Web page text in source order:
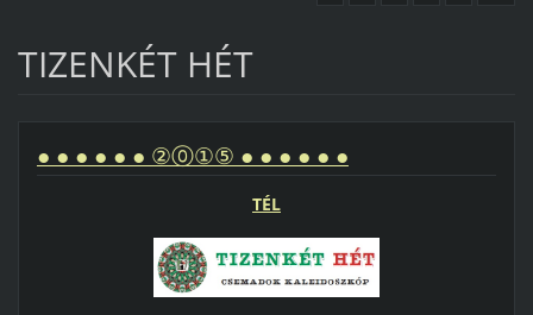
TIZENKÉT HÉT
● ● ● ● ● ● ②⓪①⑤ ● ● ● ● ● ●
TÉL